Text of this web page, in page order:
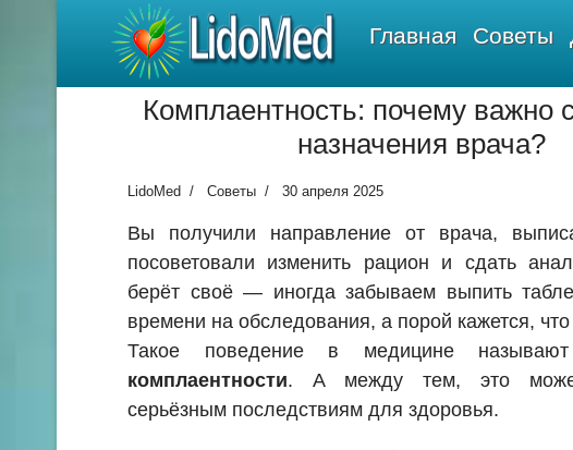
LidoMed Главная Советы
Комплаентность: почему важно
назначения врача?
LidoMed Советы 30 апреля 2025
Вы получили направление от врача,
посоветовали изменить рацион и сдать
берёт своё — иногда забываем выпить
времени на обследования, а порой кажется, что
Такое поведение в медицине
комплаентности. А между тем, это
серьёзным последствиям для здоровья.